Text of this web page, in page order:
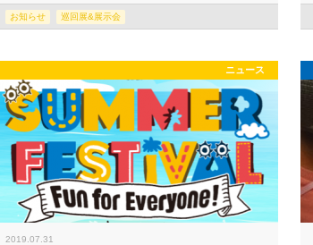
お知らせ 巡回展&展示会
ニュース
2019.07.31